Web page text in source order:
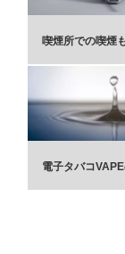
喫煙所での喫煙
電子タバコ